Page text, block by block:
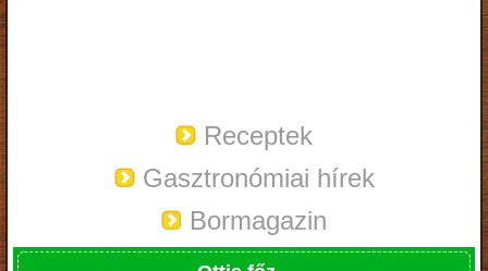
Receptek
Gasztronómiai hírek
Bormagazin